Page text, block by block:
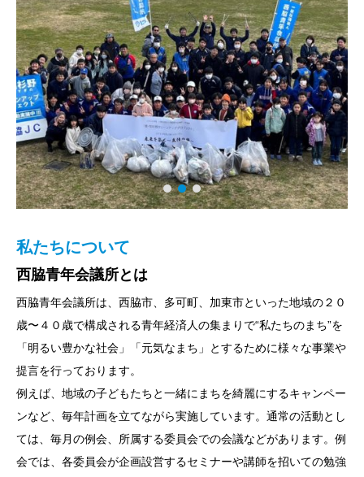
私たちについて
西脇青年会議所とは
西脇青年会議所は、西脇市、多可町、加東市といった地域の２０
歳〜４０歳で構成される青年経済人の集まりで“私たちのまち”を
「明るい豊かな社会」「元気なまち」とするために様々な事業や
提言を行っております。
例えば、地域の子どもたちと一緒にまちを綺麗にするキャンペー
ンなど、毎年計画を立てながら実施しています。通常の活動とし
ては、毎月の例会、所属する委員会での会議などがあります。例
会では、各委員会が企画設営するセミナーや講師を招いての勉強
組織図
2026年度組織の紹介
青年会議所では、青年にリーダーシップの開発と成長の機会を提
供するために、理事長をはじめすべての役職の任期は１年に限ら
れています。
会員は、１年ごとに様々な立場で実践経験 を積むことができ、
自己修練の成果を個々の活動にフィードバックさせることが出来
ます。
青年会議所における様々な実践トレーニングを経験した会員の活
会員紹介
20~40歳だけに限られたメンバー構成
同年代と、知識と情熱を本気でぶつけ合う、または損得勘定無し
に献身的に助けあう、社会人に出てからこのような機会に恵まれ
ている人がどれほどいるでしょうか？ 青年会議所では、このよ
うな機会が数多くあります。このような経験を共有した仲間たち
は、強い信頼関係で結ばれ、幼馴染や仕事の大事なパートナーに
勝るとも劣らない、かけがえのない一生の友人となります。